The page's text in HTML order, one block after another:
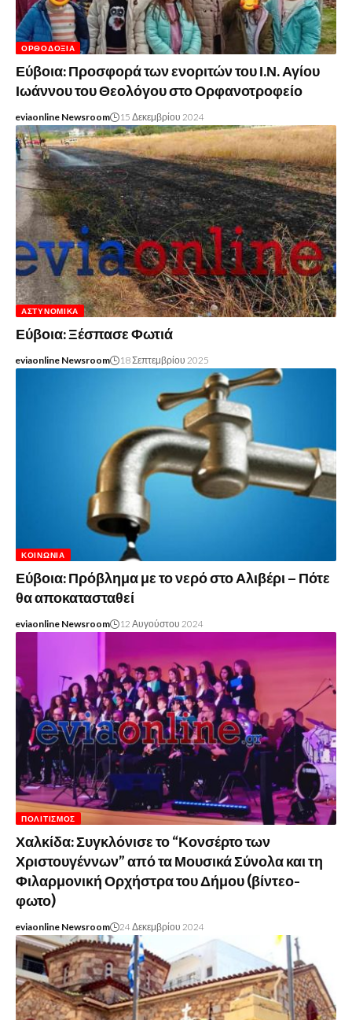
ΟΡΘΟΔΟΞΊΑ
Εύβοια: Προσφορά των ενοριτών του Ι.Ν. Αγίου
Ιωάννου του Θεολόγου στο Ορφανοτροφείο
eviaonline Newsroom 15 Δεκεμβρίου 2024
ΑΣΤΥΝΟΜΙΚΆ
Εύβοια: Ξέσπασε Φωτιά
eviaonline Newsroom 18 Σεπτεμβρίου 2025
ΚΟΙΝΩΝΊΑ
Εύβοια: Πρόβλημα με το νερό στο Αλιβέρι – Πότε
θα αποκατασταθεί
eviaonline Newsroom 12 Αυγούστου 2024
ΠΟΛΙΤΙΣΜΌΣ
Χαλκίδα: Συγκλόνισε το “Κονσέρτο των
Χριστουγέννων” από τα Μουσικά Σύνολα και τη
Φιλαρμονική Ορχήστρα του Δήμου (βίντεο-
φωτο)
eviaonline Newsroom 24 Δεκεμβρίου 2024